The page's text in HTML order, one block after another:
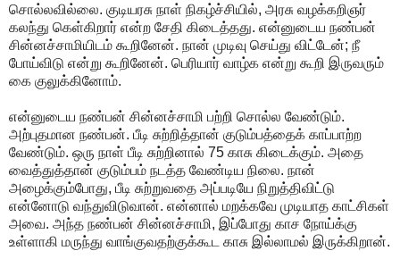
சொல்லவில்லை. குடியரசு நாள் நிகழ்ச்சியில், அரசு வழக்கறிஞர்
கலந்து கெள்கிறார் என்ற சேதி கிடைத்தது. என்னுடைய நண்பன்
சின்னச்சாமியிடம் கூறினேன். நான் முடிவு செய்து விட்டேன்; நீ
போய்விடு என்று கூறினேன். பெரியார் வாழ்க என்று கூறி இருவரும்
கை குலுக்கினோம்.
என்னுடைய நண்பன் சின்னச்சாமி பற்றி சொல்ல வேண்டும்.
அற்புதமான நண்பன். பீடி சுற்றித்தான் குடும்பத்தைக் காப்பாற்ற
வேண்டும். ஒரு நாள் பீடி சுற்றினால் 75 காசு கிடைக்கும். அதை
வைத்துத்தான் குடும்பம் நடத்த வேண்டிய நிலை. நான்
அழைக்கும்போது, பீடி சுற்றுவதை அப்படியே நிறுத்திவிட்டு
என்னோடு வந்துவிடுவான். என்னால் மறக்கவே முடியாத காட்சிகள்
அவை. அந்த நண்பன் சின்னச்சாமி, இப்போது காச நோய்க்கு
உள்ளாகி மருந்து வாங்குவதற்குக்கூட காசு இல்லாமல் இருக்கிறான்.